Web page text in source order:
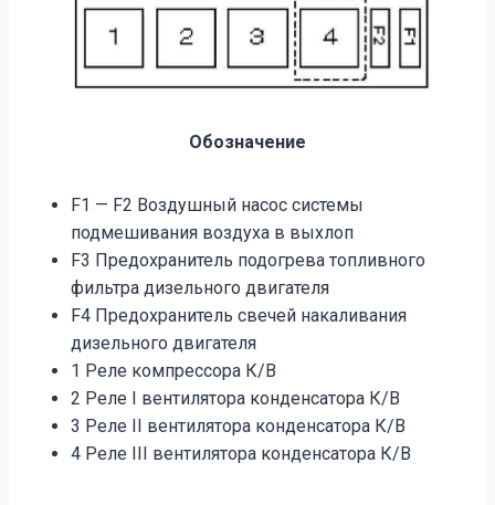
Обозначение
F1 — F2 Воздушный насос системы
подмешивания воздуха в выхлоп
F3 Предохранитель подогрева топливного
фильтра дизельного двигателя
F4 Предохранитель свечей накаливания
дизельного двигателя
1 Реле компрессора К/В
2 Реле I вентилятора конденсатора К/В
3 Реле II вентилятора конденсатора К/В
4 Реле III вентилятора конденсатора К/В